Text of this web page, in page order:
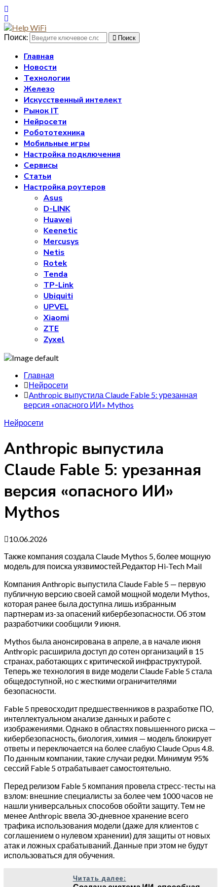
Поиск: Поиск
Главная
Новости
Технологии
Железо
Искусственный интелект
Рынок IT
Нейросети
Робототехника
Мобильные игры
Настройка подключения
Сервисы
Статьи
Настройка роутеров
Asus
D-LINK
Huawei
Keenetic
Mercusys
Netis
Rotek
Tenda
TP-Link
Ubiquiti
UPVEL
Xiaomi
ZTE
Zyxel
Главная
Нейросети
Anthropic выпустила Claude Fable 5: урезанная
версия «опасного ИИ» Mythos
Нейросети
Anthropic выпустила
Claude Fable 5: урезанная
версия «опасного ИИ»
Mythos
10.06.2026
Также компания создала Claude Mythos 5, более мощную
модель для поиска уязвимостей.Редактор Hi-Tech Mail
Компания Anthropic выпустила Claude Fable 5 — первую
публичную версию своей самой мощной модели Mythos,
которая ранее была доступна лишь избранным
партнерам из-за опасений кибербезопасности. Об этом
разработчики сообщили 9 июня.
Mythos была анонсирована в апреле, а в начале июня
Anthropic расширила доступ до сотен организаций в 15
странах, работающих с критической инфраструктурой.
Теперь же технология в виде модели Claude Fable 5 стала
общедоступной, но с жесткими ограничителями
безопасности.
Fable 5 превосходит предшественников в разработке ПО,
интеллектуальном анализе данных и работе с
изображениями. Однако в областях повышенного риска —
кибербезопасность, биология, химия — модель блокирует
ответы и переключается на более слабую Claude Opus 4.8.
По данным компании, такие случаи редки. Минимум 95%
сессий Fable 5 отрабатывает самостоятельно.
Перед релизом Fable 5 компания провела стресс-тесты на
взлом: внешние специалисты за более чем 1000 часов не
нашли универсальных способов обойти защиту. Тем не
менее Anthropic ввела 30-дневное хранение всего
трафика использования модели (даже для клиентов с
соглашением о нулевом хранении) для защиты от новых
атак и ложных срабатываний. Данные при этом не будут
использоваться для обучения.
Читать далее: